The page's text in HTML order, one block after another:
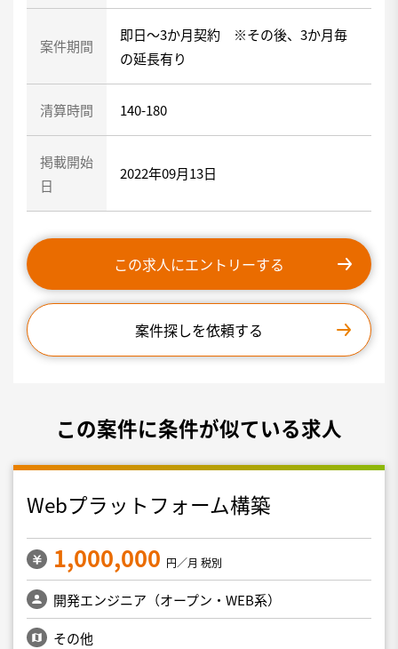
案件期間
即日～3か月契約 ※その後、3か月毎
の延長有り
清算時間 140-180
掲載開始
日
2022年09月13日
この求人にエントリーする
案件探しを依頼する
この案件に条件が似ている求人
Webプラットフォーム構築
1,000,000 円／月 税別
開発エンジニア（オープン・WEB系）
その他